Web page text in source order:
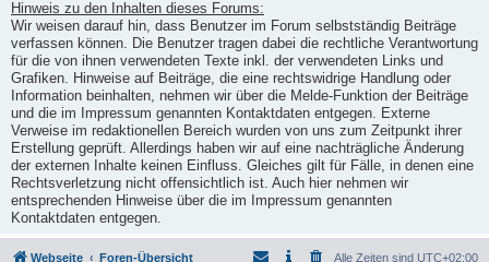
Hinweis zu den Inhalten dieses Forums:
Wir weisen darauf hin, dass Benutzer im Forum selbstständig Beiträge
verfassen können. Die Benutzer tragen dabei die rechtliche Verantwortung
für die von ihnen verwendeten Texte inkl. der verwendeten Links und
Grafiken. Hinweise auf Beiträge, die eine rechtswidrige Handlung oder
Information beinhalten, nehmen wir über die Melde-Funktion der Beiträge
und die im Impressum genannten Kontaktdaten entgegen. Externe
Verweise im redaktionellen Bereich wurden von uns zum Zeitpunkt ihrer
Erstellung geprüft. Allerdings haben wir auf eine nachträgliche Änderung
der externen Inhalte keinen Einfluss. Gleiches gilt für Fälle, in denen eine
Rechtsverletzung nicht offensichtlich ist. Auch hier nehmen wir
entsprechenden Hinweise über die im Impressum genannten
Kontaktdaten entgegen.
Webseite Foren-Übersicht Alle Zeiten sind UTC+02:00